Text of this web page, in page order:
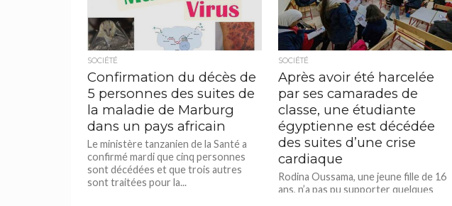
SOCIÉTÉ
Confirmation du décès de
5 personnes des suites de
la maladie de Marburg
dans un pays africain
Le ministère tanzanien de la Santé a
confirmé mardi que cinq personnes
sont décédées et que trois autres
sont traitées pour la...
SOCIÉTÉ
Après avoir été harcelée
par ses camarades de
classe, une étudiante
égyptienne est décédée
des suites d’une crise
cardiaque
Rodina Oussama, une jeune fille de 16
ans, n’a pas pu supporter quelques